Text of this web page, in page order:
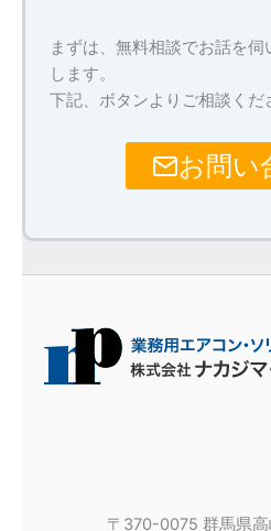
まずは、無料相談でお話を
します。
下記、ボタンよりご相談くだ
お問い
〒370-0075 群馬県